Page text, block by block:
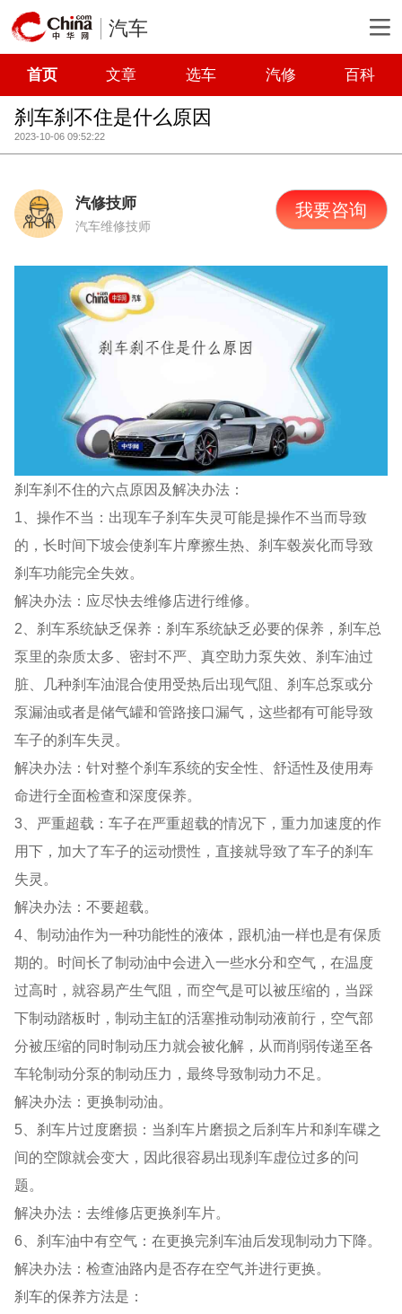
汽车
首页 文章 选车 汽修 百科
刹车刹不住是什么原因
2023-10-06 09:52:22
汽修技师
汽车维修技师
我要咨询
刹车刹不住的六点原因及解决办法：
1、操作不当：出现车子刹车失灵可能是操作不当而导致
的，长时间下坡会使刹车片摩擦生热、刹车毂炭化而导致
刹车功能完全失效。
解决办法：应尽快去维修店进行维修。
2、刹车系统缺乏保养：刹车系统缺乏必要的保养，刹车总
泵里的杂质太多、密封不严、真空助力泵失效、刹车油过
脏、几种刹车油混合使用受热后出现气阻、刹车总泵或分
泵漏油或者是储气罐和管路接口漏气，这些都有可能导致
车子的刹车失灵。
解决办法：针对整个刹车系统的安全性、舒适性及使用寿
命进行全面检查和深度保养。
3、严重超载：车子在严重超载的情况下，重力加速度的作
用下，加大了车子的运动惯性，直接就导致了车子的刹车
失灵。
解决办法：不要超载。
4、制动油作为一种功能性的液体，跟机油一样也是有保质
期的。时间长了制动油中会进入一些水分和空气，在温度
过高时，就容易产生气阻，而空气是可以被压缩的，当踩
下制动踏板时，制动主缸的活塞推动制动液前行，空气部
分被压缩的同时制动压力就会被化解，从而削弱传递至各
车轮制动分泵的制动压力，最终导致制动力不足。
解决办法：更换制动油。
5、刹车片过度磨损：当刹车片磨损之后刹车片和刹车碟之
间的空隙就会变大，因此很容易出现刹车虚位过多的问
题。
解决办法：去维修店更换刹车片。
6、刹车油中有空气：在更换完刹车油后发现制动力下降。
解决办法：检查油路内是否存在空气并进行更换。
刹车的保养方法是：